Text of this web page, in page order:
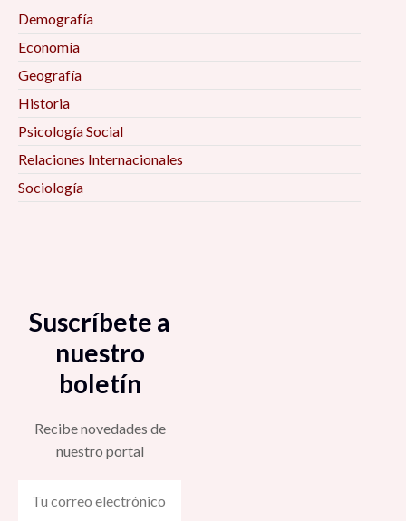
Demografía
Economía
Geografía
Historia
Psicología Social
Relaciones Internacionales
Sociología
Suscríbete a
nuestro
boletín
Recibe novedades de
nuestro portal